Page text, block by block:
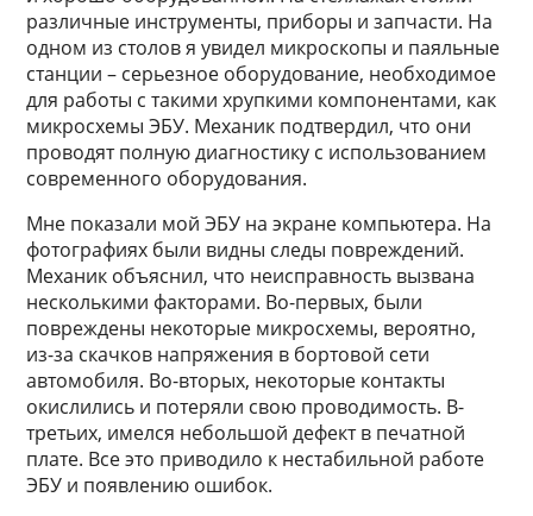
различные инструменты, приборы и запчасти. На
одном из столов я увидел микроскопы и паяльные
станции – серьезное оборудование, необходимое
для работы с такими хрупкими компонентами, как
микросхемы ЭБУ. Механик подтвердил, что они
проводят полную диагностику с использованием
современного оборудования.
Мне показали мой ЭБУ на экране компьютера. На
фотографиях были видны следы повреждений.
Механик объяснил, что неисправность вызвана
несколькими факторами. Во-первых, были
повреждены некоторые микросхемы, вероятно,
из-за скачков напряжения в бортовой сети
автомобиля. Во-вторых, некоторые контакты
окислились и потеряли свою проводимость. В-
третьих, имелся небольшой дефект в печатной
плате. Все это приводило к нестабильной работе
ЭБУ и появлению ошибок.